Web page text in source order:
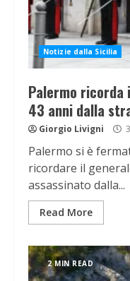
Notizie dalla Sicilia
Palermo ricorda
43 anni dalla
Giorgio Livigni
Palermo si è
ricordare il
assassinato dalla...
Read More
2 MIN READ